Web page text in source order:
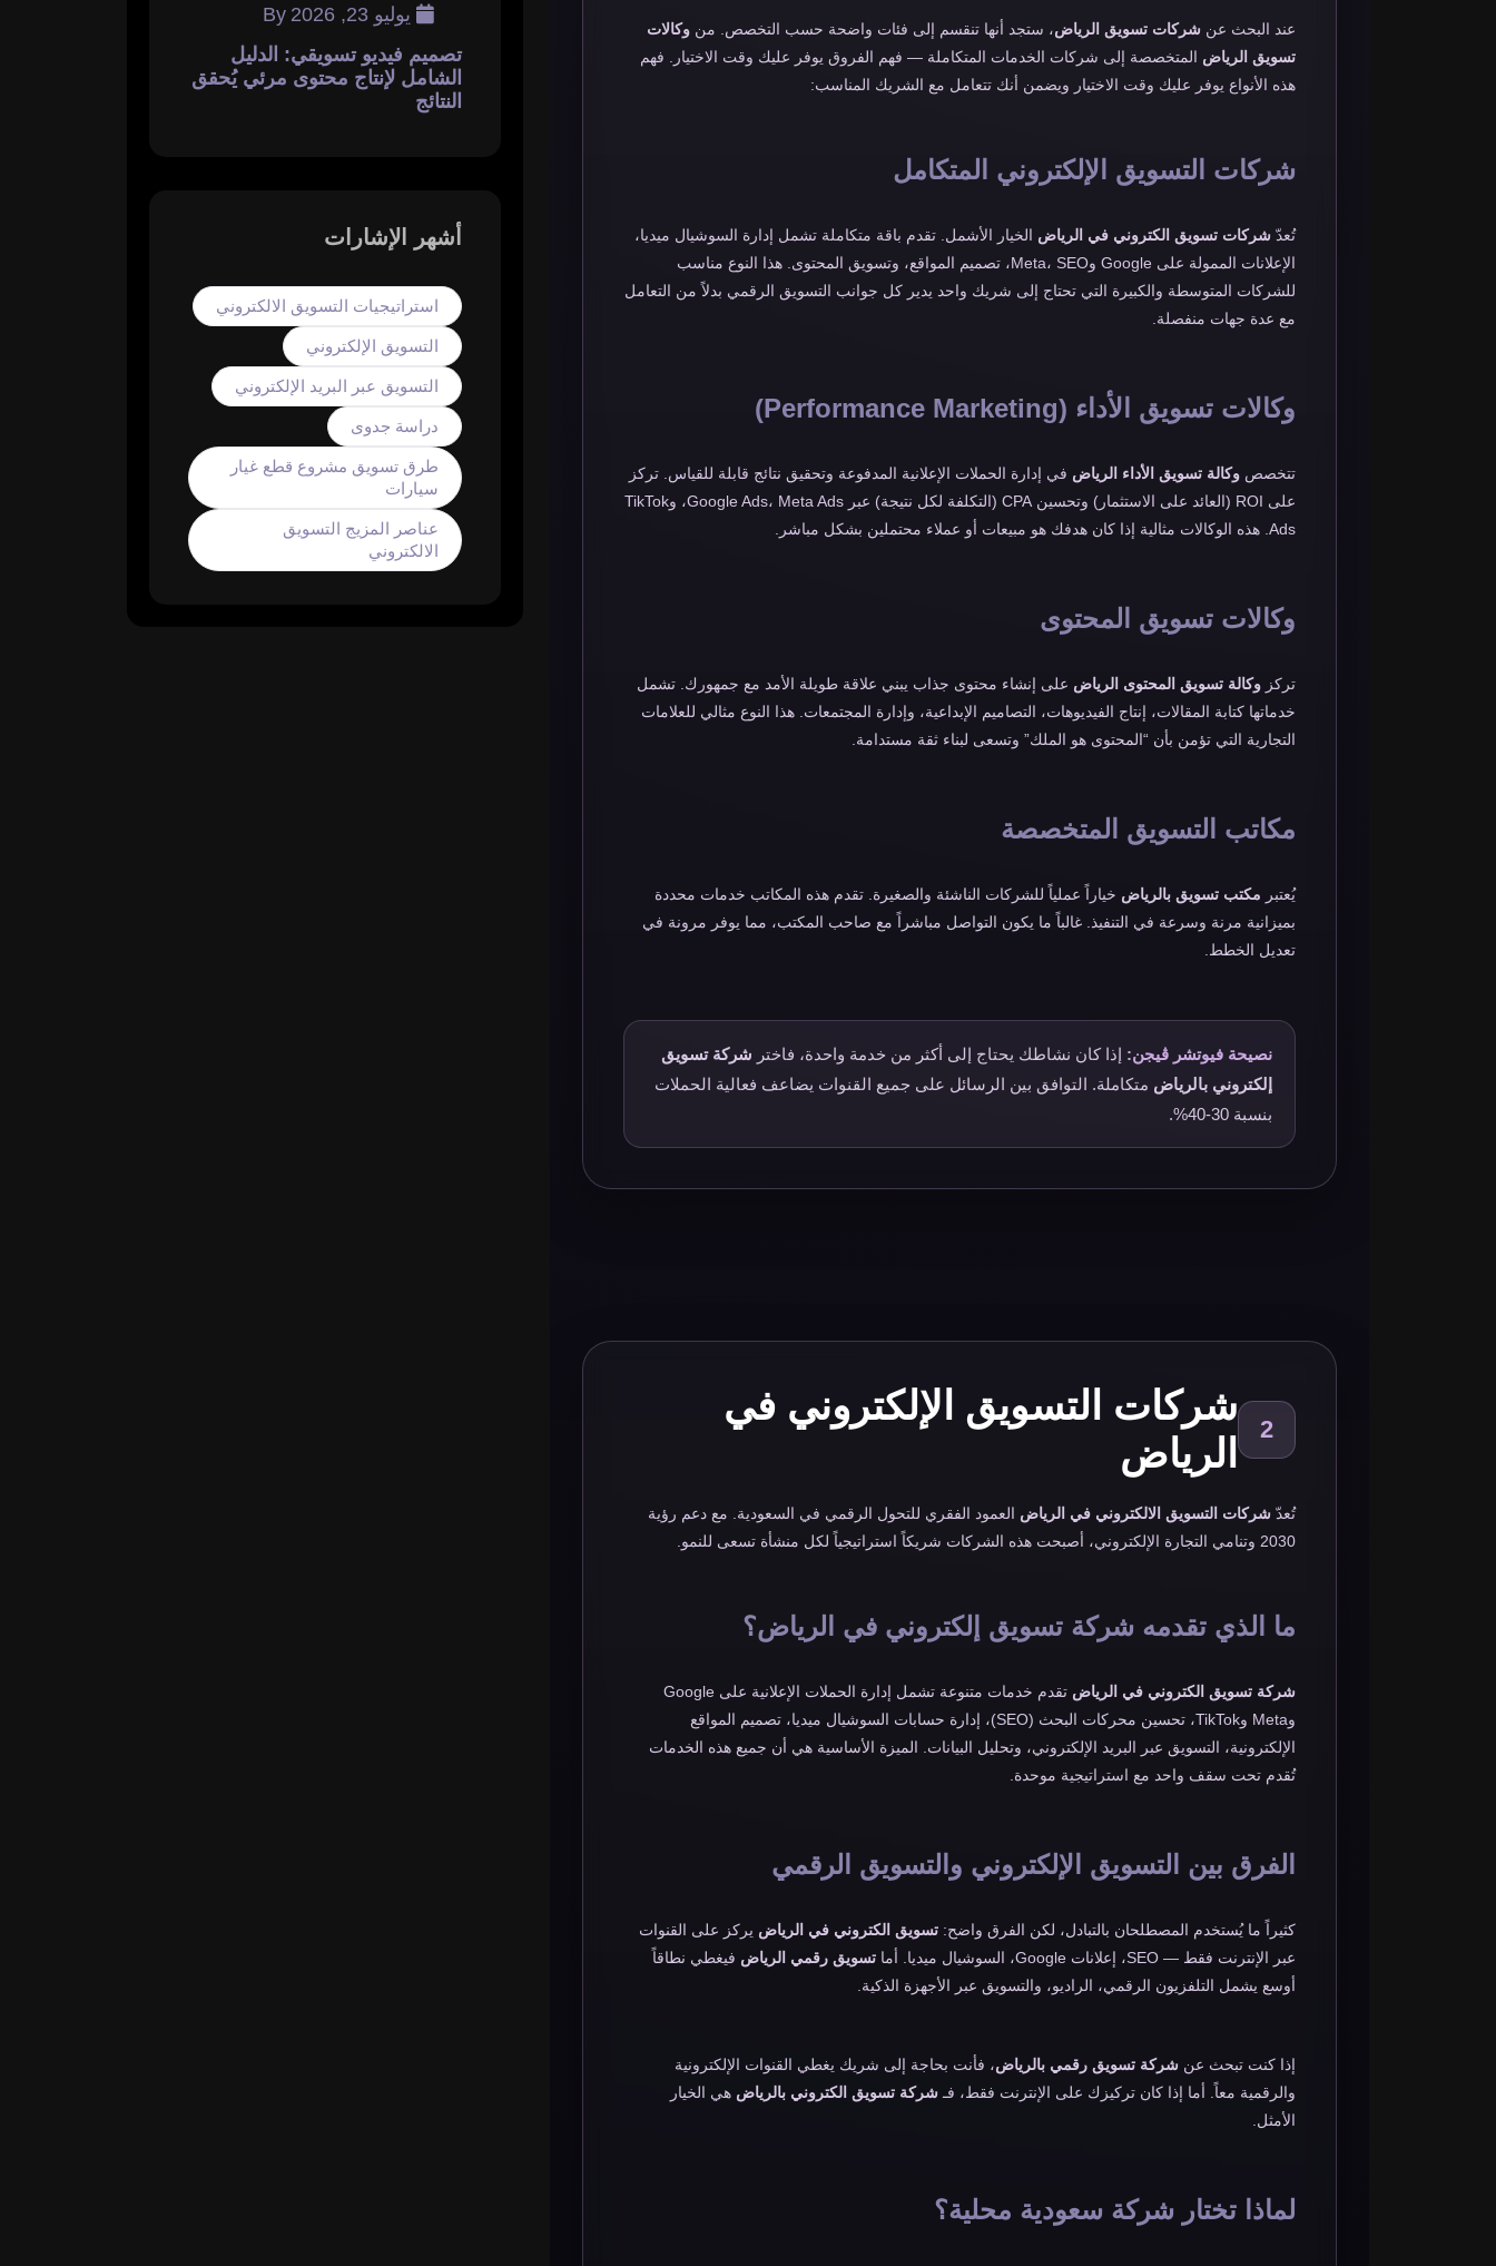
عند البحث عنشركات تسويق الرياض، ستجد أنها تنقسم إلى فئات واضحة حسب التخصص. منوكالات
تسويق الرياض المتخصصة إلى شركات الخدمات المتكاملة — فهم الفروق يوفر عليك وقت الاختيار. فهم
هذه الأنواع يوفر عليك وقت الاختيار ويضمن أنك تتعامل مع الشريك المناسب:
شركات التسويق الإلكتروني المتكامل
تُعدّشركات تسويق الكتروني في الرياض الخيار الأشمل. تقدم باقة متكاملة تشمل إدارة السوشيال ميديا،
الإعلانات الممولة على Google وMeta، SEO، تصميم المواقع، وتسويق المحتوى. هذا النوع مناسب
للشركات المتوسطة والكبيرة التي تحتاج إلى شريك واحد يدير كل جوانب التسويق الرقمي بدلاً من التعامل
مع عدة جهات منفصلة.
وكالات تسويق الأداء (Performance Marketing)
تتخصصوكالة تسويق الأداء الرياض في إدارة الحملات الإعلانية المدفوعة وتحقيق نتائج قابلة للقياس. تركز
على ROI (العائد على الاستثمار) وتحسين CPA (التكلفة لكل نتيجة) عبر Google Ads، Meta Ads، وTikTok
Ads. هذه الوكالات مثالية إذا كان هدفك هو مبيعات أو عملاء محتملين بشكل مباشر.
وكالات تسويق المحتوى
تركزوكالة تسويق المحتوى الرياض على إنشاء محتوى جذاب يبني علاقة طويلة الأمد مع جمهورك. تشمل
خدماتها كتابة المقالات، إنتاج الفيديوهات، التصاميم الإبداعية، وإدارة المجتمعات. هذا النوع مثالي للعلامات
التجارية التي تؤمن بأن “المحتوى هو الملك” وتسعى لبناء ثقة مستدامة.
مكاتب التسويق المتخصصة
يُعتبر مكتب تسويق بالرياض خياراً عملياً للشركات الناشئة والصغيرة. تقدم هذه المكاتب خدمات محددة
بميزانية مرنة وسرعة في التنفيذ. غالباً ما يكون التواصل مباشراً مع صاحب المكتب، مما يوفر مرونة في
تعديل الخطط.
نصيحة فيوتشر ڤيجن: إذا كان نشاطك يحتاج إلى أكثر من خدمة واحدة، فاختر شركة تسويق
إلكتروني بالرياض متكاملة. التوافق بين الرسائل على جميع القنوات يضاعف فعالية الحملات
بنسبة 30-40%.
2
شركات التسويق الإلكتروني في
الرياض
تُعدّشركات التسويق الالكتروني في الرياض العمود الفقري للتحول الرقمي في السعودية. مع دعم رؤية
2030 وتنامي التجارة الإلكتروني، أصبحت هذه الشركات شريكاً استراتيجياً لكل منشأة تسعى للنمو.
ما الذي تقدمه شركة تسويق إلكتروني في الرياض؟
شركة تسويق الكتروني في الرياض
تقدم خدمات متنوعة تشمل إدارة الحملات الإعلانية على Google
وMeta وTikTok، تحسين محركات البحث (SEO)، إدارة حسابات السوشيال ميديا، تصميم المواقع
الإلكترونية، التسويق عبر البريد الإلكتروني، وتحليل البيانات. الميزة الأساسية هي أن جميع هذه الخدمات
تُقدم تحت سقف واحد مع استراتيجية موحدة.
الفرق بين التسويق الإلكتروني والتسويق الرقمي
كثيراً ما يُستخدم المصطلحان بالتبادل، لكن الفرق واضح:تسويق الكتروني في الرياض يركز على القنوات
عبر الإنترنت فقط — SEO، إعلانات Google، السوشيال ميديا. أما
تسويق رقمي الرياض فيغطي نطاقاً
أوسع يشمل التلفزيون الرقمي، الراديو، والتسويق عبر الأجهزة الذكية.
إذا كنت تبحث عنشركة تسويق رقمي بالرياض، فأنت بحاجة إلى شريك يغطي القنوات الإلكترونية
والرقمية معاً. أما إذا كان تركيزك على الإنترنت فقط، فـشركة تسويق الكتروني بالرياض هي الخيار
الأمثل.
لماذا تختار شركة سعودية محلية؟
يوليو 23, 2026
By
تصميم فيديو تسويقي: الدليل
الشامل لإنتاج محتوى مرئي يُحقق
النتائج
أشهر الإشارات
استراتيجيات التسويق الالكتروني
التسويق الإلكتروني
التسويق عبر البريد الإلكتروني
دراسة جدوى
طرق تسويق مشروع قطع غيار
سيارات
عناصر المزيج التسويق
الالكتروني